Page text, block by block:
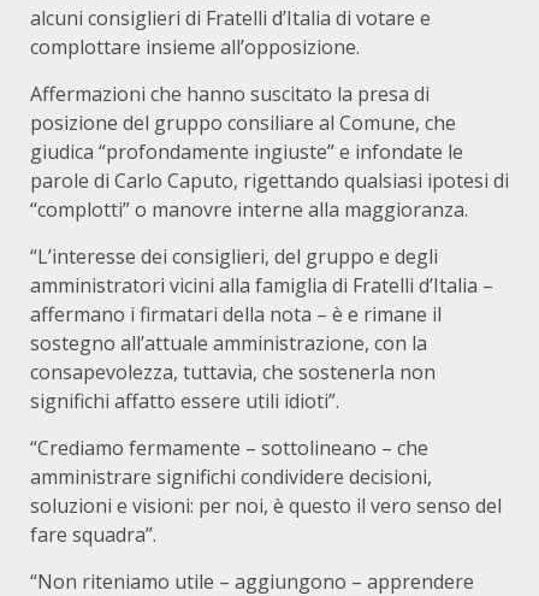
alcuni consiglieri di Fratelli d’Italia di votare e
complottare insieme all’opposizione.
Affermazioni che hanno suscitato la presa di
posizione del gruppo consiliare al Comune, che
giudica “profondamente ingiuste” e infondate le
parole di Carlo Caputo, rigettando qualsiasi ipotesi di
“complotti” o manovre interne alla maggioranza.
“L’interesse dei consiglieri, del gruppo e degli
amministratori vicini alla famiglia di Fratelli d’Italia –
affermano i firmatari della nota – è e rimane il
sostegno all’attuale amministrazione, con la
consapevolezza, tuttavia, che sostenerla non
significhi affatto essere utili idioti”.
“Crediamo fermamente – sottolineano – che
amministrare significhi condividere decisioni,
soluzioni e visioni: per noi, è questo il vero senso del
fare squadra”.
“Non riteniamo utile – aggiungono – apprendere